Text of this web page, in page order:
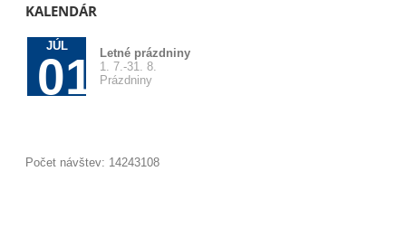
KALENDÁR
JÚL
01
Letné prázdniny
1. 7.-31. 8.
Prázdniny
Počet návštev: 14243108